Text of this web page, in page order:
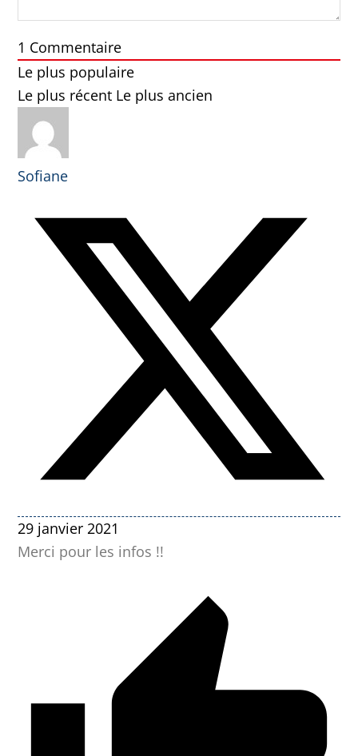
1 Commentaire
Le plus populaire
Le plus récent Le plus ancien
Sofiane
29 janvier 2021
Merci pour les infos !!